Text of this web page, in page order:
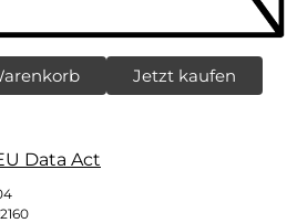
Jetzt kaufen
Data Act